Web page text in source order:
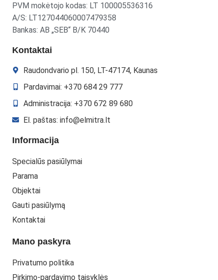
PVM mokėtojo kodas: LT 100005536316
A/S: LT127044060007479358
Bankas: AB „SEB“ B/K 70440
Kontaktai
Raudondvario pl. 150, LT-47174, Kaunas
Pardavimai: +370 684 29 777
Administracija: +370 672 89 680
El. paštas: info@elmitra.lt
Informacija
Specialūs pasiūlymai
Parama
Objektai
Gauti pasiūlymą
Kontaktai
Mano paskyra
Privatumo politika
Pirkimo-pardavimo taisyklės